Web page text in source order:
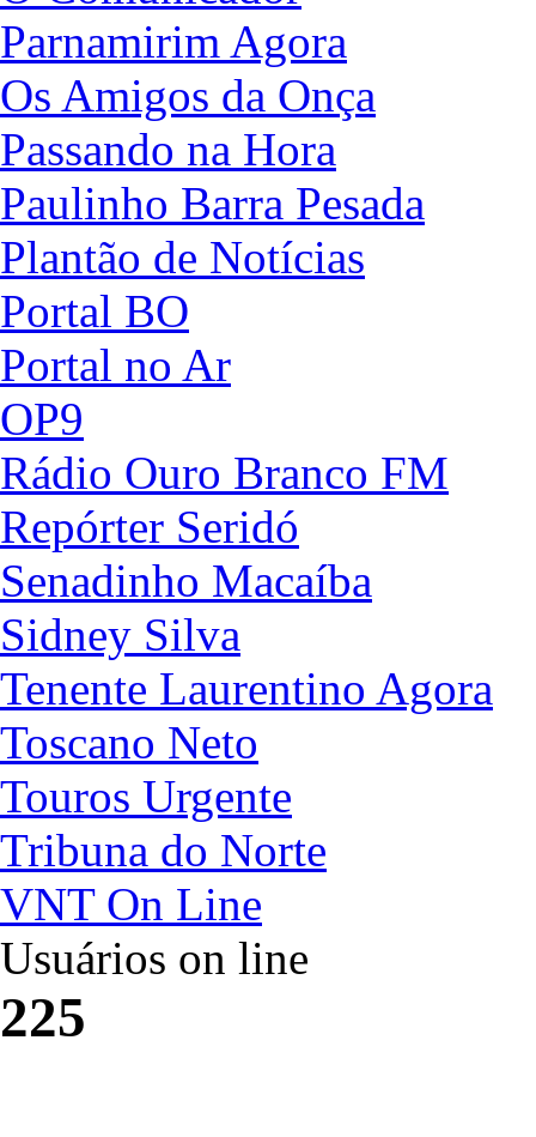
Parnamirim Agora
Os Amigos da Onça
Passando na Hora
Paulinho Barra Pesada
Plantão de Notícias
Portal BO
Portal no Ar
OP9
Rádio Ouro Branco FM
Repórter Seridó
Senadinho Macaíba
Sidney Silva
Tenente Laurentino Agora
Toscano Neto
Touros Urgente
Tribuna do Norte
VNT On Line
Usuários on line
225